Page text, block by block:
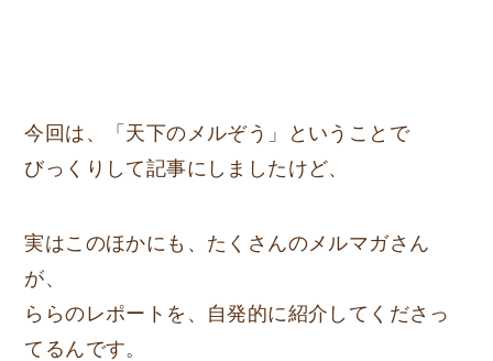
今回は、「天下のメルぞう」ということで
びっくりして記事にしましたけど、
実はこのほかにも、たくさんのメルマガさん
が、
ららのレポートを、 自発的に紹介 してくださっ
てるんです。